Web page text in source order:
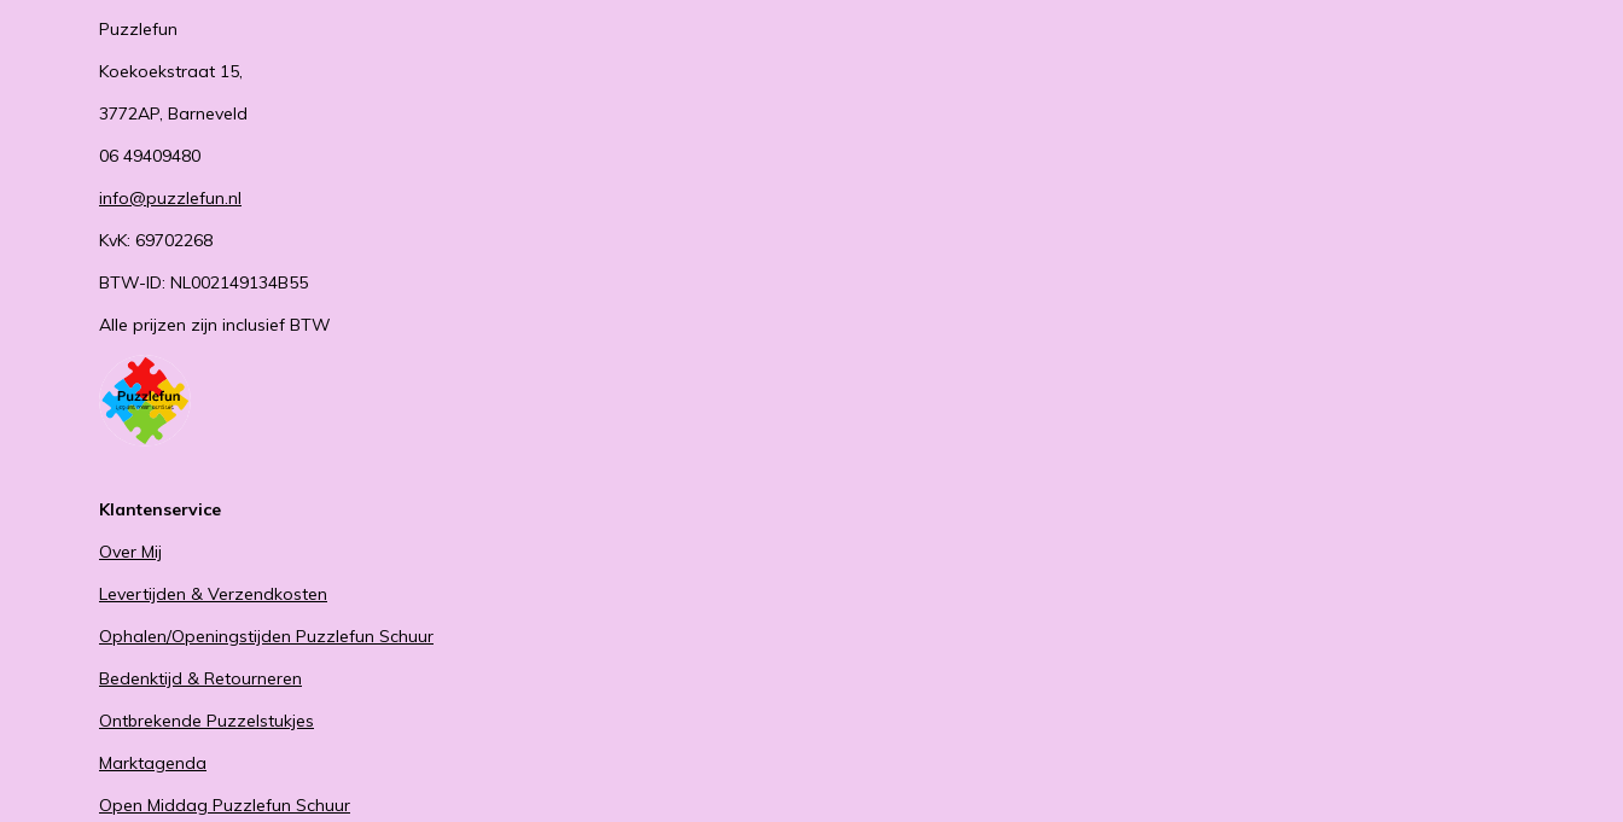
Puzzlefun
Koekoekstraat 15,
3772AP, Barneveld
06 49409480
info@puzzlefun.nl
KvK: 69702268
BTW-ID: NL002149134B55
Alle prijzen zijn inclusief BTW
Klantenservice
Over Mij
Levertijden & Verzendkosten
Ophalen/Openingstijden Puzzlefun Schuur
Bedenktijd & Retourneren
Ontbrekende Puzzelstukjes
Marktagenda
Open Middag Puzzlefun Schuur